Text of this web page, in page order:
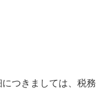
つきましては、税